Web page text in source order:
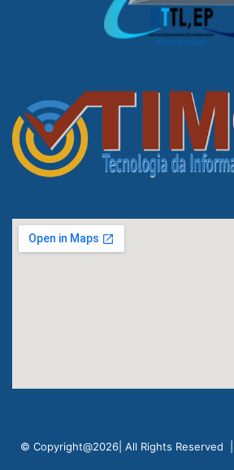
© Copyright@2026| All Rights Reserved |